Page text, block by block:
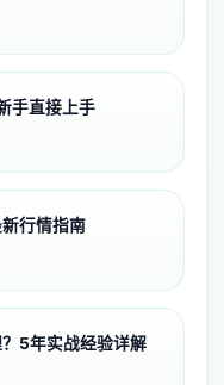
手直接上手
行情指南
5年实战经验详解